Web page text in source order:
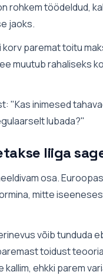
rohkem töödeldud,
jaoks.
korv paremat toitu
muutub rahaliseks
"Kas inimesed
lubada?"
liiga
osa.
mitte
võib tunduda
toidust
ehkki parem